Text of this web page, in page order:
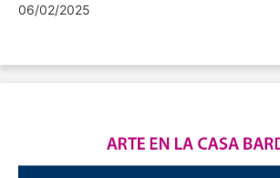
06/02/2025